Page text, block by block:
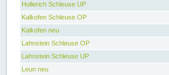
Hollerich Schleuse UP
Kalkofen Schleuse OP
Kalkofen neu
Lahnstein Schleuse OP
Lahnstein Schleuse UP
Leun neu